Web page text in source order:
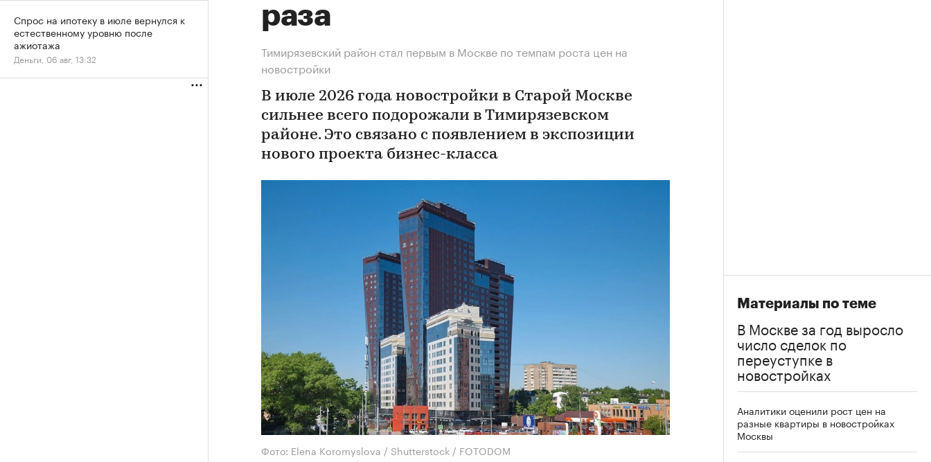
раза
Тимирязевский район стал первым в Москве по темпам роста цен на
новостройки
В июле 2026 года новостройки в Старой Москве
сильнее всего подорожали в Тимирязевском
районе. Это связано с появлением в экспозиции
нового проекта бизнес-класса
Фото: Elena Koromyslova / Shutterstock / FOTODOM
Материалы по теме
В Москве за год выросло
число сделок по
переуступке в
новостройках
Аналитики оценили рост цен на
разные квартиры в новостройках
Москвы
Спрос на ипотеку в июле вернулся к
естественному уровню после
ажиотажа
Деньги, 06 авг, 13:32